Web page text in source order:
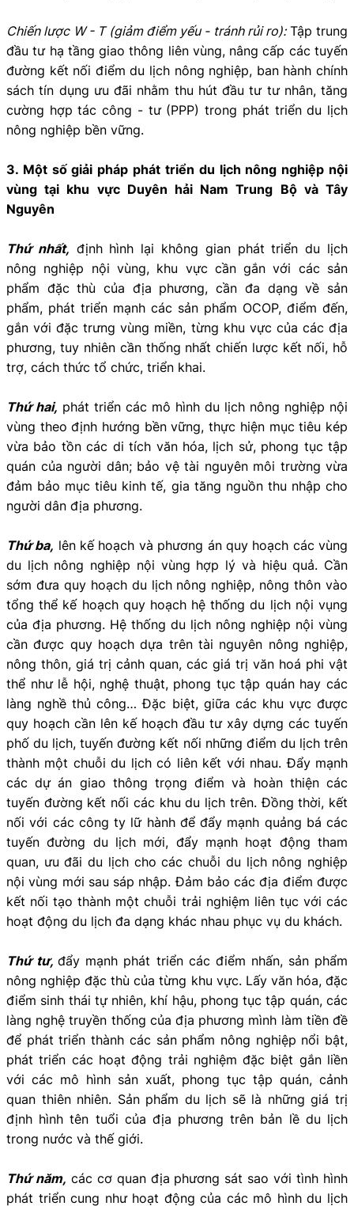
Chiến lược W - T (giảm điểm yếu - tránh rủi ro): Tập trung
đầu tư hạ tầng giao thông liên vùng, nâng cấp các tuyến
đường kết nối điểm du lịch nông nghiệp, ban hành chính
sách tín dụng ưu đãi nhằm thu hút đầu tư tư nhân, tăng
cường hợp tác công - tư (PPP) trong phát triển du lịch
nông nghiệp bền vững.
3. Một số giải pháp phát triển du lịch nông nghiệp nội
vùng tại khu vực Duyên hải Nam Trung Bộ và Tây
Nguyên
Thứ nhất, định hình lại không gian phát triển du lịch
nông nghiệp nội vùng, khu vực cần gắn với các sản
phẩm đặc thù của địa phương, cần đa dạng về sản
phẩm, phát triển mạnh các sản phẩm OCOP, điểm đến,
gắn với đặc trưng vùng miền, từng khu vực của các địa
phương, tuy nhiên cần thống nhất chiến lược kết nối, hỗ
trợ, cách thức tổ chức, triển khai.
Thứ hai, phát triển các mô hình du lịch nông nghiệp nội
vùng theo định hướng bền vững, thực hiện mục tiêu kép
vừa bảo tồn các di tích văn hóa, lịch sử, phong tục tập
quán của người dân; bảo vệ tài nguyên môi trường vừa
đảm bảo mục tiêu kinh tế, gia tăng nguồn thu nhập cho
người dân địa phương.
Thứ ba, lên kế hoạch và phương án quy hoạch các vùng
du lịch nông nghiệp nội vùng hợp lý và hiệu quả. Cần
sớm đưa quy hoạch du lịch nông nghiệp, nông thôn vào
tổng thể kế hoạch quy hoạch hệ thống du lịch nội vụng
của địa phương. Hệ thống du lịch nông nghiệp nội vùng
cần được quy hoạch dựa trên tài nguyên nông nghiệp,
nông thôn, giá trị cảnh quan, các giá trị văn hoá phi vật
thể như lễ hội, nghệ thuật, phong tục tập quán hay các
làng nghề thủ công… Đặc biệt, giữa các khu vực được
quy hoạch cần lên kế hoạch đầu tư xây dựng các tuyến
phố du lịch, tuyến đường kết nối những điểm du lịch trên
thành một chuỗi du lịch có liên kết với nhau. Đẩy mạnh
các dự án giao thông trọng điểm và hoàn thiện các
tuyến đường kết nối các khu du lịch trên. Đồng thời, kết
nối với các công ty lữ hành để đẩy mạnh quảng bá các
tuyến đường du lịch mới, đẩy mạnh hoạt động tham
quan, ưu đãi du lịch cho các chuỗi du lịch nông nghiệp
nội vùng mới sau sáp nhập. Đảm bảo các địa điểm được
kết nối tạo thành một chuỗi trải nghiệm liên tục với các
hoạt động du lịch đa dạng khác nhau phục vụ du khách.
Thứ tư,đẩy mạnh phát triển các điểm nhấn, sản phẩm
nông nghiệp đặc thù của từng khu vực. Lấy văn hóa, đặc
điểm sinh thái tự nhiên, khí hậu, phong tục tập quán, các
làng nghệ truyền thống của địa phương mình làm tiền đề
để phát triển thành các sản phẩm nông nghiệp nổi bật,
phát triển các hoạt động trải nghiệm đặc biệt gắn liền
với các mô hình sản xuất, phong tục tập quán, cảnh
quan thiên nhiên. Sản phẩm du lịch sẽ là những giá trị
định hình tên tuổi của địa phương trên bản lề du lịch
trong nước và thế giới.
Thứ năm, các cơ quan địa phương sát sao với tình hình
phát triển cung như hoạt động của các mô hình du lịch